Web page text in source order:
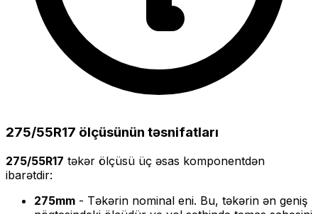
275/55R17 ölçüsünün təsnifatları
275/55R17 təkər ölçüsü üç əsas komponentdən
ibarətdir:
275mm - Təkərin nominal eni. Bu, təkərin ən geniş